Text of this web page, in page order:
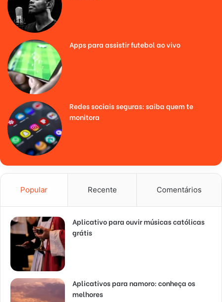
Apps para assistir futebol ao vivo
Redes sociais seguras: saiba quem te
monitora
Popular Recente Comentários
Aplicativo para ouvir músicas católicas
grátis
Aplicativos para namoro: conheça os
melhores